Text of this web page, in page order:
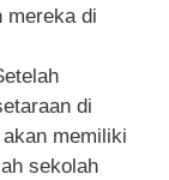
mereka di
di
memiliki
sekolah